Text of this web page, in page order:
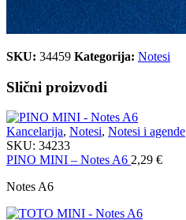
SKU: 34459 Kategorija: Notesi
Slični proizvodi
Kancelarija, Notesi, Notesi i agende
SKU: 34233
PINO MINI – Notes A6 2,29 €
Notes A6